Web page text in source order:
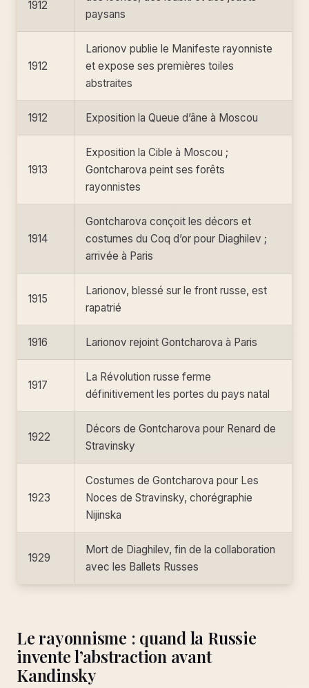
1912
paysans
1912
Larionov publie le Manifeste rayonniste
et expose ses premières toiles
abstraites
1912 Exposition la Queue d’âne à Moscou
1913
Exposition la Cible à Moscou ;
Gontcharova peint ses forêts
rayonnistes
1914
Gontcharova conçoit les décors et
costumes du Coq d’or pour Diaghilev ;
arrivée à Paris
1915
Larionov, blessé sur le front russe, est
rapatrié
1916 Larionov rejoint Gontcharova à Paris
1917
La Révolution russe ferme
définitivement les portes du pays natal
1922
Décors de Gontcharova pour Renard de
Stravinsky
1923
Costumes de Gontcharova pour Les
Noces de Stravinsky, chorégraphie
Nijinska
1929
Mort de Diaghilev, fin de la collaboration
avec les Ballets Russes
Le rayonnisme : quand la Russie
invente l’abstraction avant
Kandinsky